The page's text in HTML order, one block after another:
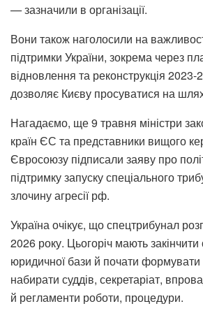
—зазначили в організації.
Вони також наголосили на
підтримки України, зокрема через
відновлення та реконструкція 2023-
дозволяє Києву просуватися на
Нагадаємо, ще 9 травня міністри
країн ЄС та представники вищого
Євросоюзу підписали заяву про
підтримку запуску спеціального
злочину агресії рф.
Україна очікує, що спецтрибунал
2026 року. Цьогоріч мають
юридичної бази й почати
набирати суддів, секретаріат,
й регламенти роботи, процедури.